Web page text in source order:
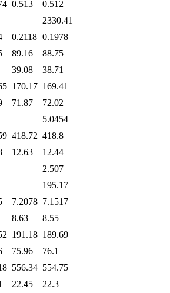
0.513
0.512
2330.41
0.2118 0.1978
89.16
88.75
39.08
38.71
170.17 169.41
71.87
72.02
5.0454
418.72 418.8
12.63
12.44
2.507
195.17
7.2078 7.1517
8.63
8.55
191.18 189.69
75.96
76.1
556.34 554.75
22.45
22.3